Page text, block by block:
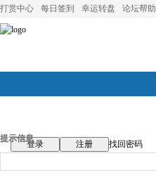
打赏中心 每日签到 幸运转盘 论坛帮助
论坛首页
登录 注册
找回密码
提示信息